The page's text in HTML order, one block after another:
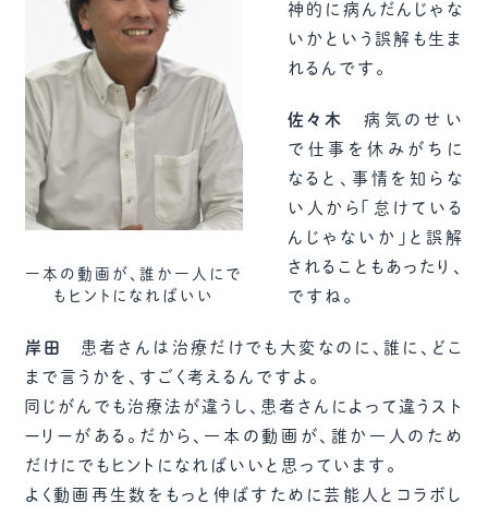
一本の動画が、誰か一人にで
もヒントになればいい
神的に病んだんじゃな
いかという誤解も生ま
れるんです。
佐々木
病気のせい
で仕事を休みがちに
なると、事情を知らな
い人から「怠けている
んじゃないか」と誤解
されることもあったり、
ですね。
岸田
患者さんは治療だけでも大変なのに、誰に、どこ
まで言うかを、すごく考えるんですよ。
同じがんでも治療法が違うし、患者さんによって違うスト
ーリーがある。だから、一本の動画が、誰か一人のため
だけにでもヒントになればいいと思っています。
よく動画再生数をもっと伸ばすために芸能人とコラボし